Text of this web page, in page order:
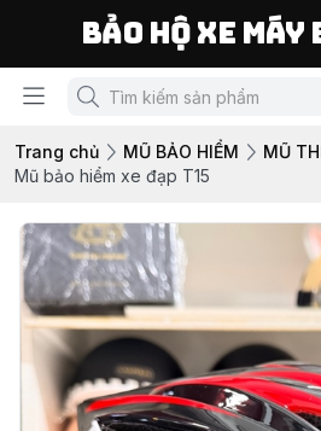
Bảo Hộ Xe Máy
Trang chủ MŨ BẢO HIỂM
MŨ
Mũ bảo hiểm xe đạp T15